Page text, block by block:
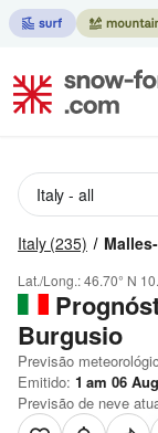
Italy (235)
Lat./Long.:46.70° N
Burgusio
Previsão
Emitido: 1 am 06
Previsão de neve